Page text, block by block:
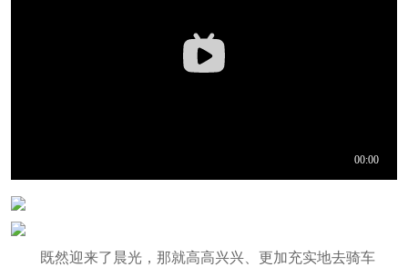
既然迎来了晨光，那就高高兴兴、更加充实地去骑车